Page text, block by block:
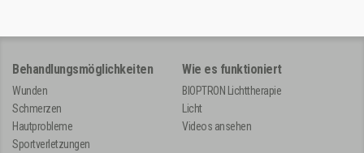
Behandlungsmöglichkeiten
Wunden
Schmerzen
Hautprobleme
Sportverletzungen
Wie es funktioniert
BIOPTRON Lichttherapie
Licht
Videos ansehen